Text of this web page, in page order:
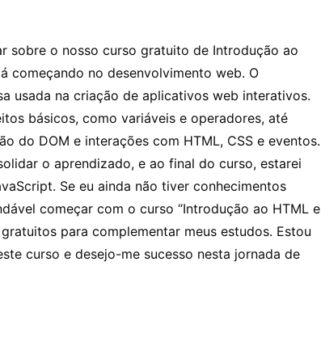
sobre o nosso curso gratuito de Introdução ao
começando no desenvolvimento web. O
usada na criação de aplicativos web interativos.
básicos, como variáveis e operadores, até
do DOM e interações com HTML, CSS e eventos.
o aprendizado, e ao final do curso, estarei
Se eu ainda não tiver conhecimentos
começar com o curso “Introdução ao HTML e
para complementar meus estudos. Estou
curso e desejo-me sucesso nesta jornada de